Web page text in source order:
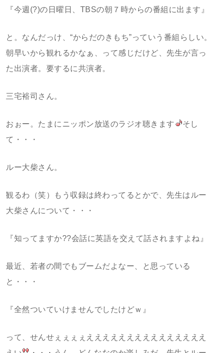
『今週(?)の日曜日、TBSの朝７時からの番組に出ます』
と。なんだっけ、“からだのきもち”っていう番組らしい。
朝早いから観れるかなぁ、って感じだけど、先生が言っ
た出演者。要するに共演者。
三宅裕司さん。
おぉー。たまにニッポン放送のラジオ聴きます
そし
て・・・
ルー大柴さん。
観るわ（笑）もう収録は終わってるとかで、先生はルー
大柴さんについて・・・
『知ってますか??会話に英語を交えて話されますよね』
最近、若者の間でもブームだよなー、と思っている
と・・・
『全然ついていけませんでしたけどｗ』
って、せんせぇぇぇぇえええええええええええええええ